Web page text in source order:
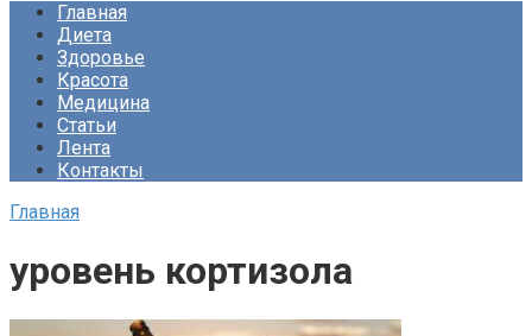
Главная
Диета
Здоровье
Красота
Медицина
Статьи
Лента
Контакты
Главная
уровень кортизола